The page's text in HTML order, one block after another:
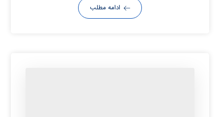
ادامه مطلب